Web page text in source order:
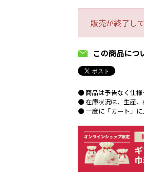
販売が終了し
この商品につ
● 商品は予告なく仕様
● 在庫状況は、生産、
● 一度に「カート」に